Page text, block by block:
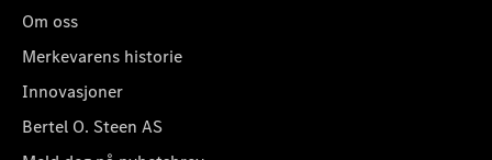
Om oss
Merkevarens historie
Innovasjoner
Bertel O. Steen AS